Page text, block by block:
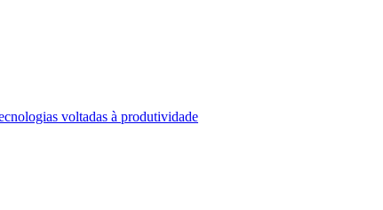
voltadas à produtividade